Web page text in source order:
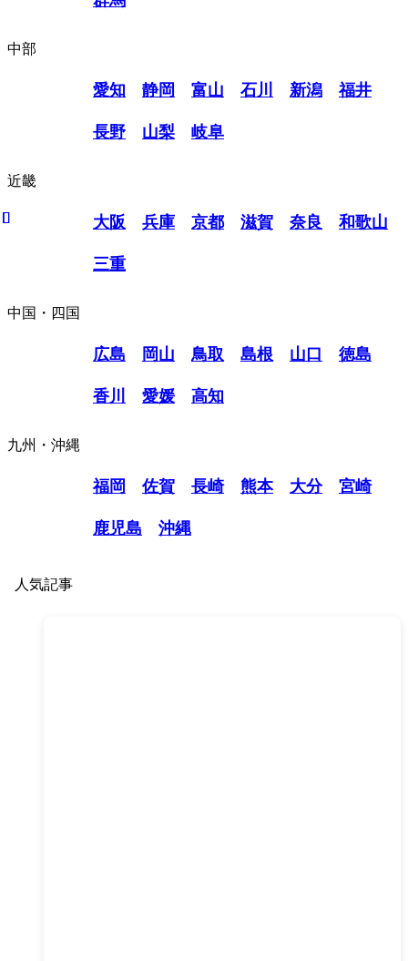
中部
愛知 静岡 富山 石川 新潟 福井
長野 山梨 岐阜
近畿
大阪 兵庫 京都 滋賀 奈良 和歌山
三重
中国・四国
広島 岡山 鳥取 島根 山口 徳島
香川 愛媛 高知
九州・沖縄
福岡 佐賀 長崎 熊本 大分 宮崎
鹿児島 沖縄
人気記事